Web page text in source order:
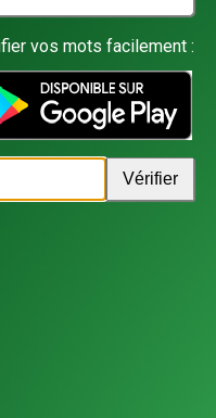
vos mots facilement :